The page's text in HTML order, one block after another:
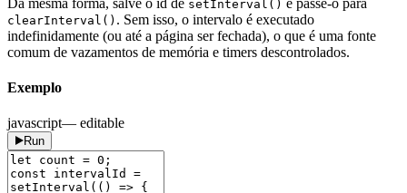
setInterval()
clearInterval() . Sem isso, o intervalo é executado
indefinidamente (ou até a página ser fechada), o que é uma fonte
comum de vazamentos de memória e timers descontrolados.
Exemplo
javascript— editable
Run